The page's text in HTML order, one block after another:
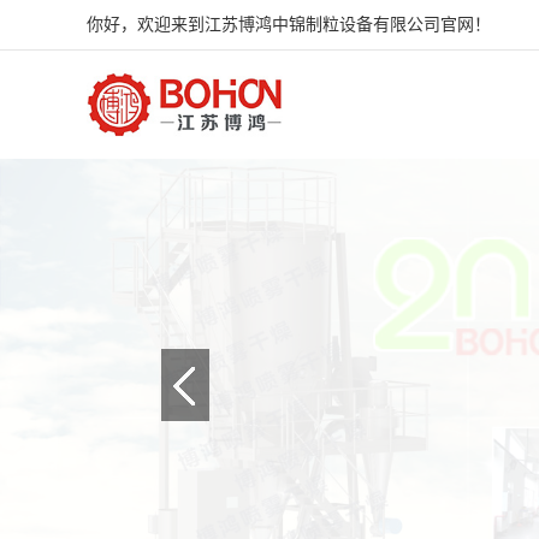
你好，欢迎来到江苏博鸿中锦制粒设备有限公司官网！